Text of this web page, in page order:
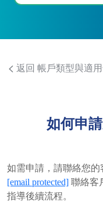
返回 帳戶類型與適
如何申
如需申請，請聯絡您
[email protected] 聯絡客
指導後續流程。